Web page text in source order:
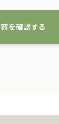
関する業務
を確認する